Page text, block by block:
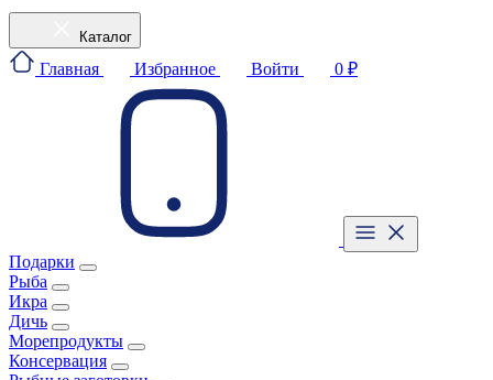
Каталог
Главная Избранное Войти 0 ₽
Подарки
Рыба
Икра
Дичь
Морепродукты
Консервация